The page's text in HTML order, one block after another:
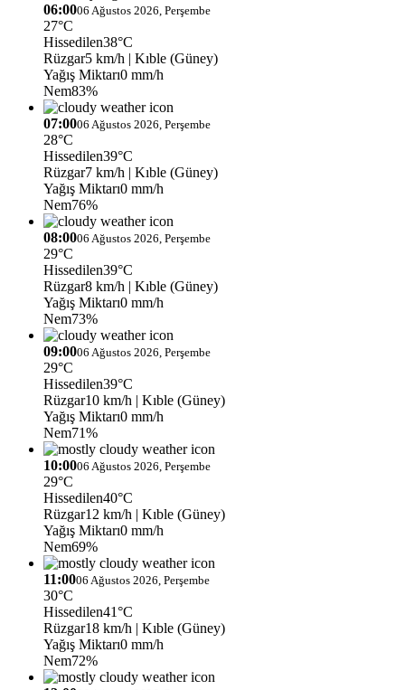
06:0006 Ağustos 2026, Perşembe
27°C
Hissedilen38°C
Rüzgar5 km/h | Kıble (Güney)
Yağış Miktarı0 mm/h
Nem83%
07:0006 Ağustos 2026, Perşembe
28°C
Hissedilen39°C
Rüzgar7 km/h | Kıble (Güney)
Yağış Miktarı0 mm/h
Nem76%
08:0006 Ağustos 2026, Perşembe
29°C
Hissedilen39°C
Rüzgar8 km/h | Kıble (Güney)
Yağış Miktarı0 mm/h
Nem73%
09:0006 Ağustos 2026, Perşembe
29°C
Hissedilen39°C
Rüzgar10 km/h | Kıble (Güney)
Yağış Miktarı0 mm/h
Nem71%
10:0006 Ağustos 2026, Perşembe
29°C
Hissedilen40°C
Rüzgar12 km/h | Kıble (Güney)
Yağış Miktarı0 mm/h
Nem69%
11:0006 Ağustos 2026, Perşembe
30°C
Hissedilen41°C
Rüzgar18 km/h | Kıble (Güney)
Yağış Miktarı0 mm/h
Nem72%